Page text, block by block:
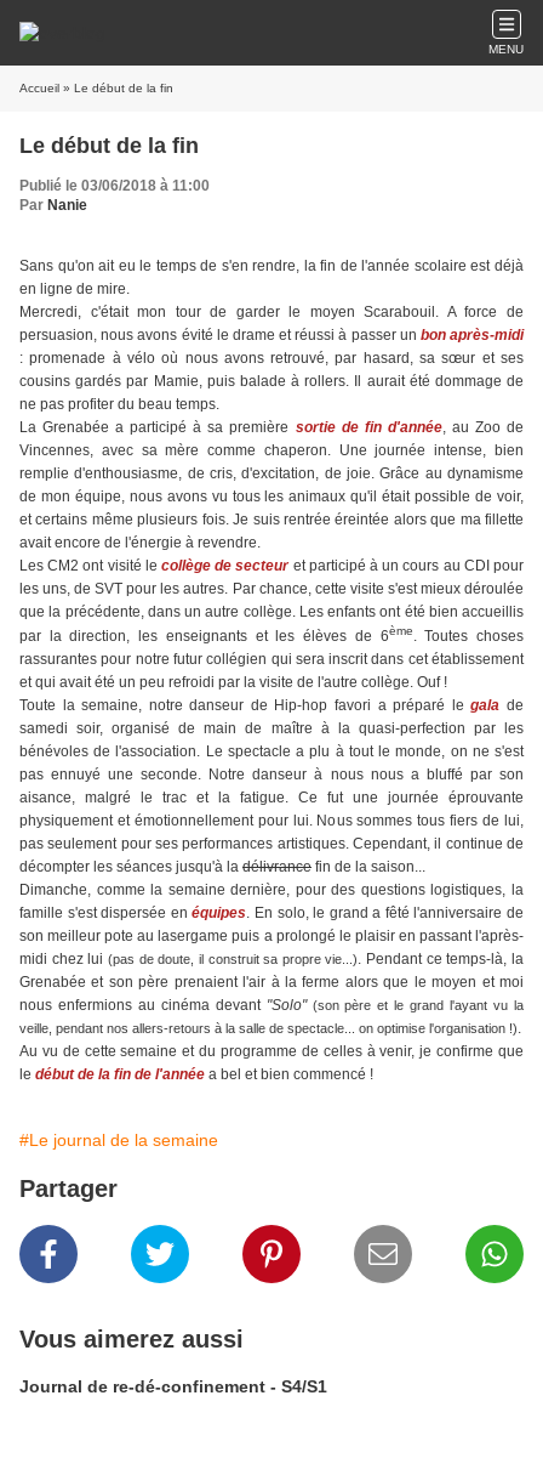
MENU
Accueil » Le début de la fin
Le début de la fin
Publié le 03/06/2018 à 11:00
Par Nanie
Sans qu'on ait eu le temps de s'en rendre, la fin de l'année scolaire est déjà
en ligne de mire.
Mercredi, c'était mon tour de garder le moyen Scarabouil. A force de
persuasion, nous avons évité le drame et réussi à passer un bon après-midi
: promenade à vélo où nous avons retrouvé, par hasard, sa sœur et ses
cousins gardés par Mamie, puis balade à rollers. Il aurait été dommage de
ne pas profiter du beau temps.
La Grenabée a participé à sa première sortie de fin d'année, au Zoo de
Vincennes, avec sa mère comme chaperon. Une journée intense, bien
remplie d'enthousiasme, de cris, d'excitation, de joie. Grâce au dynamisme
de mon équipe, nous avons vu tous les animaux qu'il était possible de voir,
et certains même plusieurs fois. Je suis rentrée éreintée alors que ma fillette
avait encore de l'énergie à revendre.
Les CM2 ont visité le collège de secteuret participé à un cours au CDI pour
les uns, de SVT pour les autres. Par chance, cette visite s'est mieux déroulée
que la précédente, dans un autre collège. Les enfants ont été bien accueillis
par la direction, les enseignants et les élèves de 6ème. Toutes choses
rassurantes pour notre futur collégien qui sera inscrit dans cet établissement
et qui avait été un peu refroidi par la visite de l'autre collège. Ouf !
Toute la semaine, notre danseur de Hip-hop favori a préparé legalade
samedi soir, organisé de main de maître à la quasi-perfection par les
bénévoles de l'association. Le spectacle a plu à tout le monde, on ne s'est
pas ennuyé une seconde. Notre danseur à nous nous a bluffé par son
aisance, malgré le trac et la fatigue. Ce fut une journée éprouvante
physiquement et émotionnellement pour lui. Nous sommes tous fiers de lui,
pas seulement pour ses performances artistiques. Cependant, il continue de
décompter les séances jusqu'à la délivrance fin de la saison...
Dimanche, comme la semaine dernière, pour des questions logistiques, la
famille s'est dispersée enéquipes. En solo, le grand a fêté l'anniversaire de
son meilleur pote au lasergame puis a prolongé le plaisir en passant l'après-
midi chez lui (pas de doute, il construit sa propre vie...). Pendant ce temps-là, la
Grenabée et son père prenaient l'air à la ferme alors que le moyen et moi
nous enfermions au cinéma devant "Solo" (son père et le grand l'ayant vu la
veille, pendant nos allers-retours à la salle de spectacle... on optimise l'organisation !).
Au vu de cette semaine et du programme de celles à venir, je confirme que
le début de la fin de l'année a bel et bien commencé !
#Le journal de la semaine
Partager
Vous aimerez aussi
Journal de re-dé-confinement - S4/S1